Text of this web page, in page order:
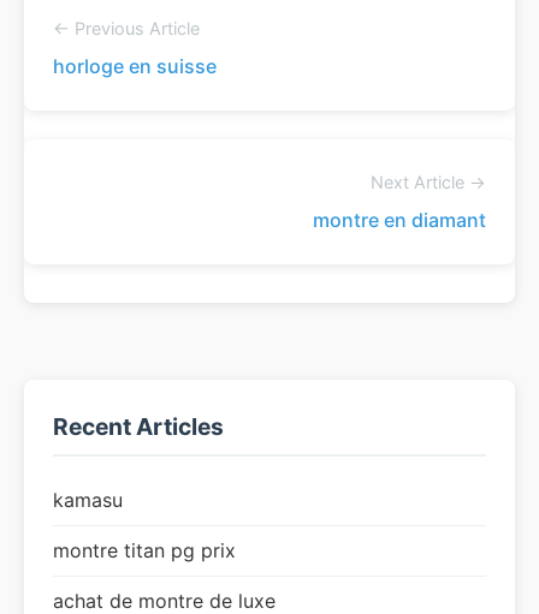
← Previous Article
horloge en suisse
Next Article →
montre en diamant
Recent Articles
kamasu
montre titan pg prix
achat de montre de luxe